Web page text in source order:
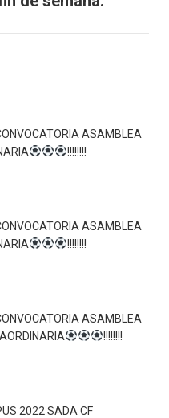
ASAMBLEA
!!!!!!!!
ASAMBLEA
!!!!!!!!
ASAMBLEA
!!!!!!!!
2022 SADA CF